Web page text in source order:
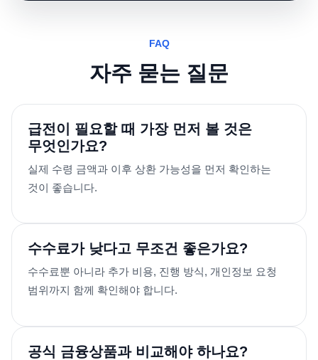
FAQ
자주 묻는 질문
급전이 필요할 때 가장 먼저 볼 것은
무엇인가요?
실제 수령 금액과 이후 상환 가능성을 먼저 확인하는
것이 좋습니다.
수수료가 낮다고 무조건 좋은가요?
수수료뿐 아니라 추가 비용, 진행 방식, 개인정보 요청
범위까지 함께 확인해야 합니다.
공식 금융상품과 비교해야 하나요?